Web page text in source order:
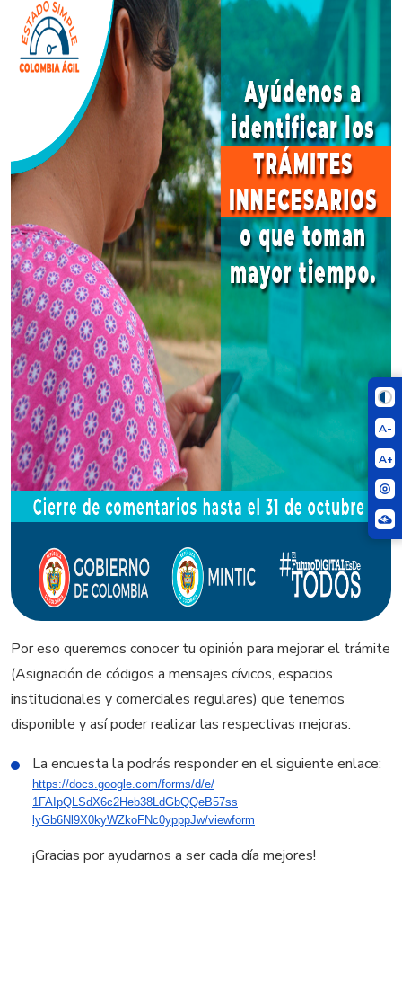
A-
A+
Por eso queremos conocer tu opinión para mejorar el trámite
(Asignación de códigos a mensajes cívicos, espacios
institucionales y comerciales regulares) que tenemos
disponible y así poder realizar las respectivas mejoras.
La encuesta la podrás responder en el siguiente enlace:
https://docs.google.com/forms/d/e/
1FAIpQLSdX6c2Heb38LdGbQQeB57ss
lyGb6Nl9X0kyWZkoFNc0ypppJw/viewform
​¡Gracias por ayudarnos a ser cada día mejores!